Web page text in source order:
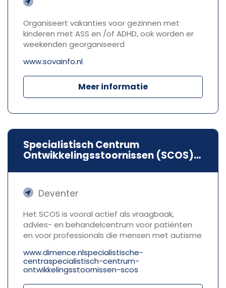
Organiseert vakanties voor gezinnen met
kinderen met ASS en /of ADHD, ook worden er
weekenden georganiseerd
www.sovainfo.nl
Meer informatie
Specialistisch Centrum
Ontwikkelingsstoornissen (SCOS)
Deventer
Het SCOS is vooral actief als vraagbaak,
advies- en behandelcentrum voor patiënten
en voor professionals die mensen met autisme
www.dimence.nlspecialistische-
centraspecialistisch-centrum-
ontwikkelingsstoornissen-scos